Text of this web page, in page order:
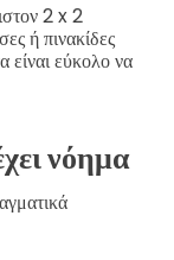
2 x 2
ή πινακίδες
είναι εύκολο να
νόημα